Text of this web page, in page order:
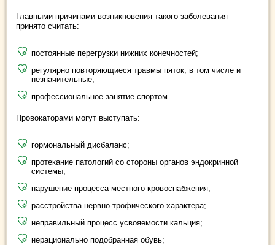
Главными причинами возникновения такого заболевания
принято считать:
постоянные перегрузки нижних конечностей;
регулярно повторяющиеся травмы пяток, в том числе и
незначительные;
профессиональное занятие спортом.
Провокаторами могут выступать:
гормональный дисбаланс;
протекание патологий со стороны органов эндокринной
системы;
нарушение процесса местного кровоснабжения;
расстройства нервно-трофического характера;
неправильный процесс усвояемости кальция;
нерационально подобранная обувь;